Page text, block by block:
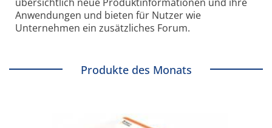
Anwendungen und bieten für Nutzer wie
Unternehmen ein zusätzliches Forum.
Produkte des Monats